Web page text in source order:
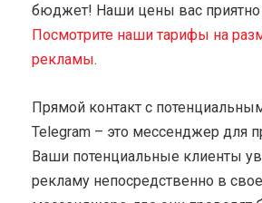
бюджет! Наши цены вас приятно
Посмотрите наши тарифы на
рекламы.
Прямой контакт с
Telegram – это мессенджер для
Ваши потенциальные клиенты
рекламу непосредственно в